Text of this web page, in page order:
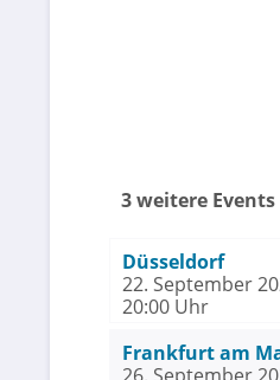
3 weitere Events
Düsseldorf
22. September
20:00 Uhr
Frankfurt am